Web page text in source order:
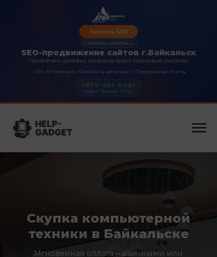
SEO-продвижение сайтов г.Байкальск
Привлечем целевых клиентов через поисковые системы
✓Топ-10 позиций ✓Оплата за результат✓ Прозрачные отчеты
Заказать SEO
Смотреть работы →
+87%
Трафик
45+
Проекты
5 лет
Опыт
Скупка компьютерной
техники в Байкальске
Мгновенная оплата наличными или